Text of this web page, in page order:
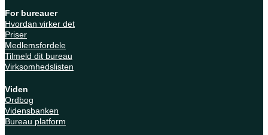
For bureauer
Hvordan virker det
Priser
Medlemsfordele
Tilmeld dit bureau
Virksomhedslisten
Viden
Ordbog
Vidensbanken
Bureau platform